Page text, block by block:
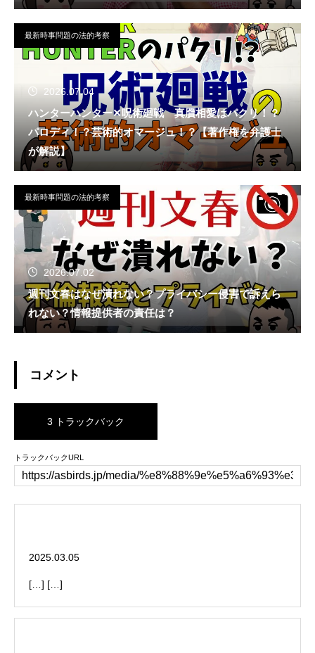
最新時事問題の法的考察
2026.07.04
ハンターハンター✕呪術廻戦 真贋相愛はパクリ！？
パロディ！？芸術的オマージュ！？【著作権を弁護士
が解説】
最新時事問題の法的考察
2026.07.02
週刊文春はなぜ潰れない？プライバシー侵害で訴えら
れない？情報提供者の責任は？
コメント
3 トラックバック
トラックバックURL
2025.03.05
[…] […]